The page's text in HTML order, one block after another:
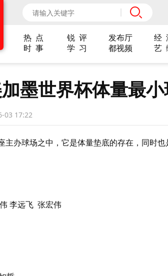
热 点 锐 评 发布厅 经
时 事
学 习 都视频 艺
墨世界杯体量最
03 17:22
主办球场之中，它是体量垫底的存在，同时
李远飞 张宏伟